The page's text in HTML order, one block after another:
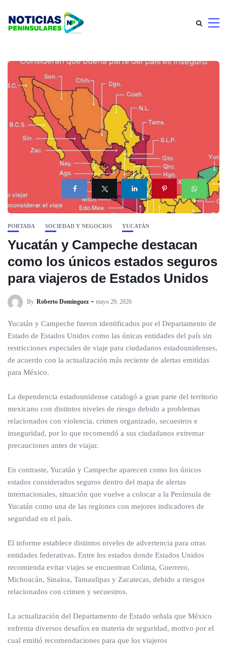
PORTADA SOCIEDAD Y NEGOCIOS YUCATÁN
Yucatán y Campeche destacan
como los únicos estados seguros
para viajeros de Estados Unidos
By Roberto Dominguez mayo 29, 2026
Yucatán y Campeche fueron identificados por el Departamento de
Estado de Estados Unidos como las únicas entidades del país sin
restricciones especiales de viaje para ciudadanos estadounidenses,
de acuerdo con la actualización más reciente de alertas emitidas
para México.
La dependencia estadounidense catalogó a gran parte del territorio
mexicano con distintos niveles de riesgo debido a problemas
relacionados con violencia, crimen organizado, secuestros e
inseguridad, por lo que recomendó a sus ciudadanos extremar
precauciones antes de viajar.
En contraste, Yucatán y Campeche aparecen como los únicos
estados considerados seguros dentro del mapa de alertas
internacionales, situación que vuelve a colocar a la Península de
Yucatán como una de las regiones con mejores indicadores de
seguridad en el país.
El informe establece distintos niveles de advertencia para otras
entidades federativas. Entre los estados donde Estados Unidos
recomienda evitar viajes se encuentran Colima, Guerrero,
Michoacán, Sinaloa, Tamaulipas y Zacatecas, debido a riesgos
relacionados con crimen y secuestros.
La actualización del Departamento de Estado señala que México
enfrenta diversos desafíos en materia de seguridad, motivo por el
cual emitió recomendaciones para que los viajeros